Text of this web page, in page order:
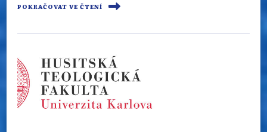
POKRAČOVAT VE ČTENÍ